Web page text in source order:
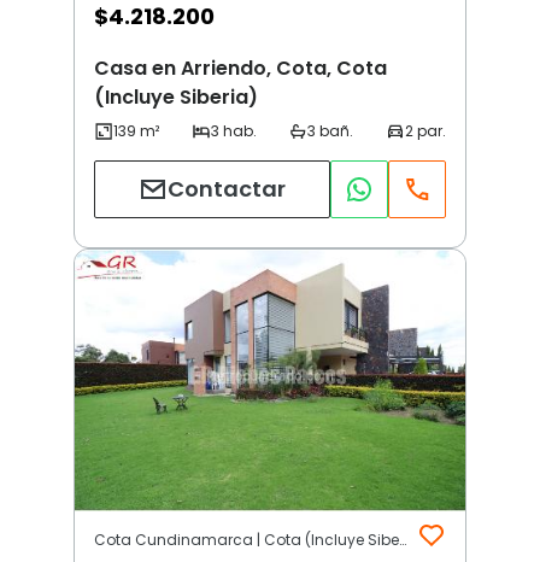
$4.218.200
Casa en Arriendo, Cota, Cota
(Incluye Siberia)
Contactar
Cota Cundinamarca | Cota (Incluye Siberia)